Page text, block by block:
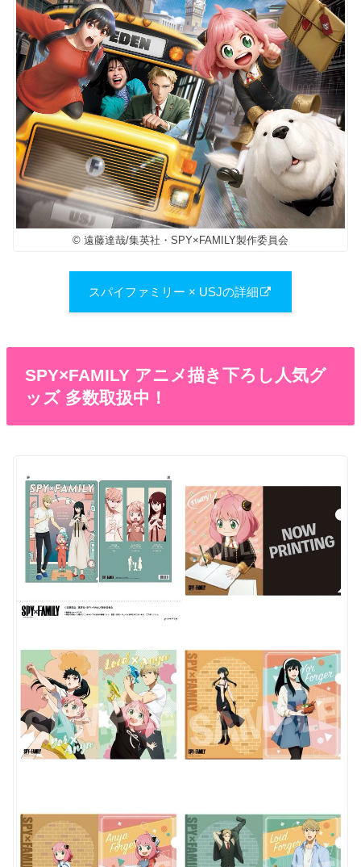
© 遠藤達哉/集英社・SPY×FAMILY製作委員会
スパイファミリー × USJの詳細
SPY×FAMILY アニメ描き下ろし人気グ
ッズ 多数取扱中！